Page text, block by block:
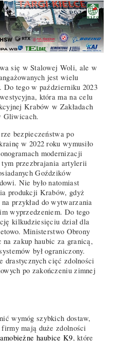
się w Stalowej Woli, ale w
jest wielu
tego w październiku 2023
która ma na celu
Krabów w Zakładach
Gliwicach.
bezpieczeństwa po
w 2022 roku wymusiło
modernizacji
przezbrajania artylerii
Goździków
Nie było natomiast
produkcji Krabów, gdyż
przykład do wytwarzania
wyprzedzeniem. Do tego
kilkudziesięciu dział dla
Ministerstwo Obrony
zakup haubic za granicą,
był ograniczony.
drastycznych cięć zdolności
po zakończeniu zimnej
wymóg szybkich dostaw,
mają duże zdolności
haubice K9, które